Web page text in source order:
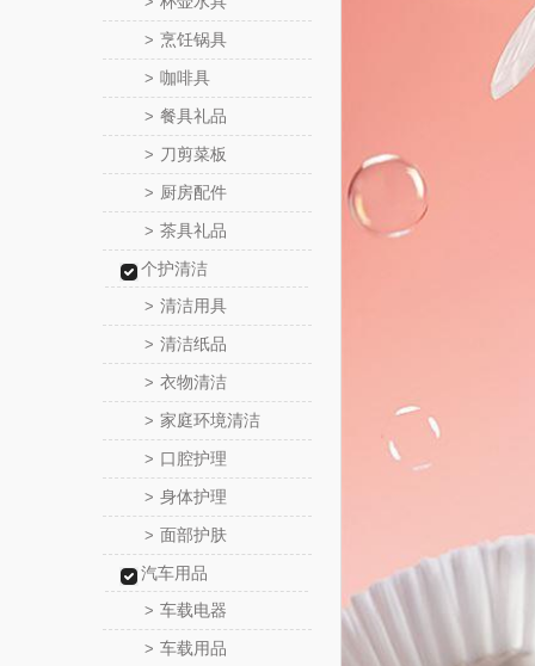
> 烹饪锅具
> 咖啡具
> 餐具礼品
> 刀剪菜板
> 厨房配件
> 茶具礼品
个护清洁
> 清洁用具
> 清洁纸品
> 衣物清洁
> 家庭环境清洁
> 口腔护理
> 身体护理
> 面部护肤
汽车用品
> 车载电器
> 车载用品